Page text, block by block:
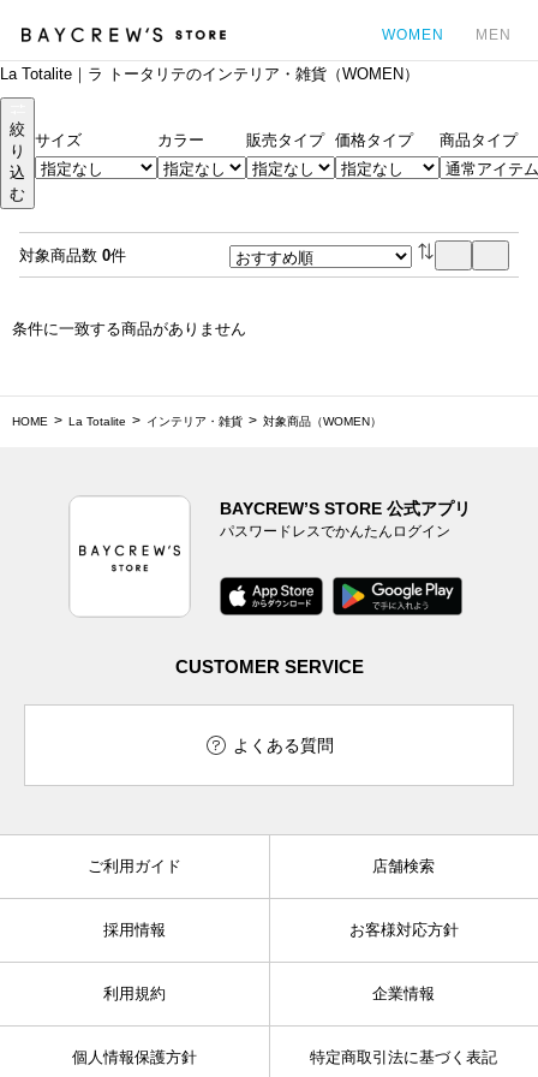
WOMEN MEN
La Totalite｜ラ トータリテのインテリア・雑貨（WOMEN）
絞
り
込
む
サイズ カラー 販売タイプ 価格タイプ 商品タイプ
対象商品数 0件
条件に一致する商品がありません
HOME La Totalite インテリア・雑貨 対象商品（WOMEN）
BAYCREW’S STORE 公式アプリ
パスワードレスでかんたんログイン
CUSTOMER SERVICE
よくある質問
ご利用ガイド 店舗検索
採用情報 お客様対応方針
利用規約 企業情報
個人情報保護方針 特定商取引法に基づく表記